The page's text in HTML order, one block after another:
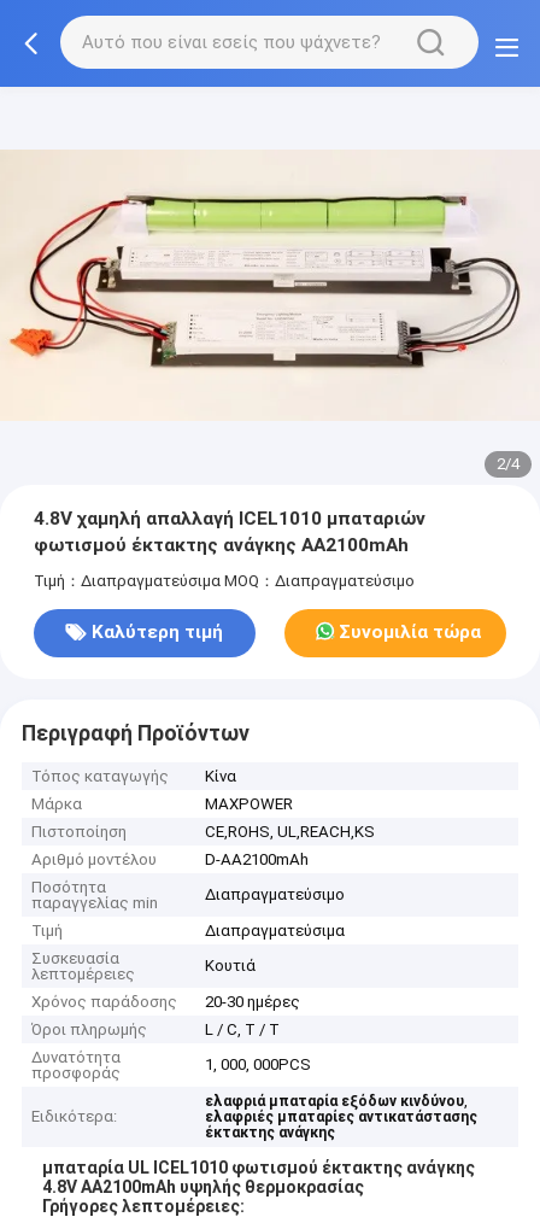
2/4
4.8V χαμηλή απαλλαγή ICEL1010 μπαταριών
φωτισμού έκτακτης ανάγκης AA2100mAh
Τιμή：Διαπραγματεύσιμα MOQ：Διαπραγματεύσιμο
Καλύτερη τιμή Συνομιλία τώρα
Περιγραφή Προϊόντων
Τόπος καταγωγής
Κίνα
Μάρκα
MAXPOWER
Πιστοποίηση
CE,ROHS, UL,REACH,KS
Αριθμό μοντέλου
D-AA2100mAh
Ποσότητα
παραγγελίας min
Διαπραγματεύσιμο
Τιμή
Διαπραγματεύσιμα
Συσκευασία
λεπτομέρειες
Κουτιά
Χρόνος παράδοσης
20-30 ημέρες
Όροι πληρωμής
L / C, T / T
Δυνατότητα
προσφοράς
1, 000, 000PCS
Ειδικότερα:
ελαφριά μπαταρία εξόδων κινδύνου,
ελαφριές μπαταρίες αντικατάστασης
έκτακτης ανάγκης
μπαταρία UL ICEL1010 φωτισμού έκτακτης ανάγκης
4.8V AA2100mAh υψηλής θερμοκρασίας
Γρήγορες λεπτομέρειες: